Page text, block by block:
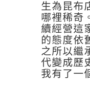
生為昆布
哪裡稀奇
續經營這
的態度依
之所以繼
代變成歷
我有了一